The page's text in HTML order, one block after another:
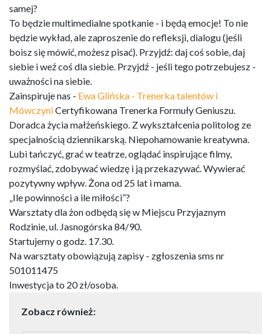
samej?
To będzie multimedialne spotkanie - i będą emocje! To nie
będzie wykład, ale zaproszenie do refleksji, dialogu (jeśli
boisz się mówić, możesz pisać). Przyjdź: daj coś sobie, daj
siebie i weź coś dla siebie. Przyjdź - jeśli tego potrzebujesz -
uważności na siebie.
Zainspiruje nas - Ewa Glińska - Trenerka talentów i
MówczyniCertyfikowana Trenerka Formuły Geniuszu.
Doradca życia małżeńskiego. Z wykształcenia politolog ze
specjalnością dziennikarską. Niepohamowanie kreatywna.
Lubi tańczyć, grać w teatrze, oglądać inspirujące filmy,
rozmyślać, zdobywać wiedzę i ją przekazywać. Wywierać
pozytywny wpływ. Żona od 25 lat i mama.
„Ile powinności a ile miłości”?
Warsztaty dla żon odbędą się w Miejscu Przyjaznym
Rodzinie, ul. Jasnogórska 84/90.
Startujemy o godz. 17.30.
Na warsztaty obowiązują zapisy - zgłoszenia sms nr
501011475
Inwestycja to 20 zł/osoba.
Zobacz również: